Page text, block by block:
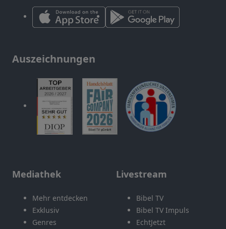
Auszeichnungen
Mediathek
Mehr entdecken
Exklusiv
Genres
Livestream
Bibel TV
Bibel TV Impuls
EchtJetzt